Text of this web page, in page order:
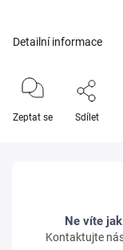
Detailní informace
Zeptat se Sdílet
Ne víte
Kontaktujte